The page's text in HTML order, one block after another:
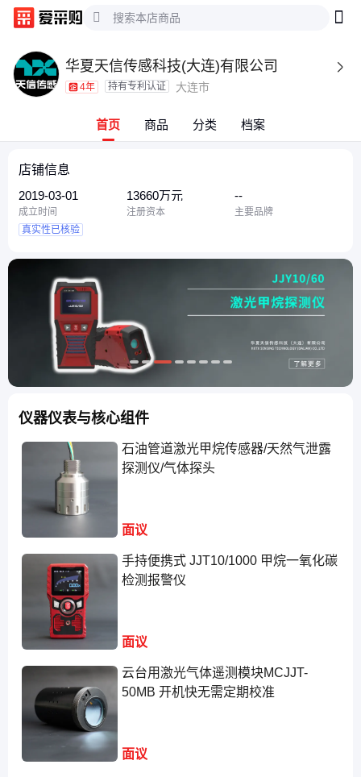
华夏天信传感科技(大连)有限公司 
4年 持有专利认证 大连市
首页 商品 分类 档案
店铺信息
2019-03-01
成立时间
13660万元
注册资本
--
主要品牌
真实性已核验
仪器仪表与核心组件
石油管道激光甲烷传感器/天然气泄露
探测仪/气体探头
面议
手持便携式 JJT10/1000 甲烷一氧化碳
检测报警仪
面议
云台用激光气体遥测模块MCJJT-
50MB 开机快无需定期校准
面议